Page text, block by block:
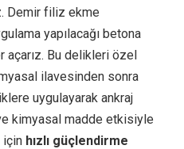
Demir filiz ekme
yapılacağı betona
Bu delikleri özel
ilavesinden sonra
uygulayarak ankraj
kimyasal madde etkisiyle
için hızlı güçlendirme